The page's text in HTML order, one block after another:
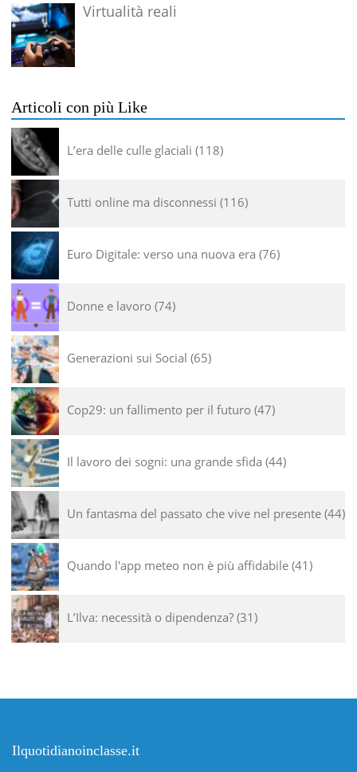
Virtualità reali
Articoli con più Like
L’era delle culle glaciali 118
Tutti online ma disconnessi 116
Euro Digitale: verso una nuova era 76
Donne e lavoro 74
Generazioni sui Social 65
Cop29: un fallimento per il futuro 47
Il lavoro dei sogni: una grande sfida 44
Un fantasma del passato che vive nel presente 44
Quando l'app meteo non è più affidabile 41
L’Ilva: necessità o dipendenza? 31
Ilquotidianoinclasse.it